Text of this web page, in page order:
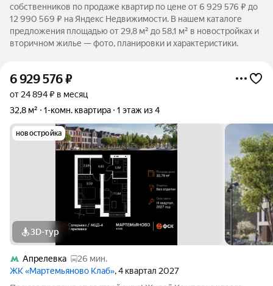
собственников по продаже квартир по цене от 6 929 576 ₽ до
12 990 569 ₽ на Яндекс Недвижимости. В нашем каталоге
предложения площадью от 29,8 м² до 58,1 м² в новостройках и
вторичном жилье — фото, планировки и характеристики.
6 929 576₽
от 24 894 ₽ в месяц
32,8 м²
1-комн. квартира 1 этаж из 4
новостройка
3D-тур
Апрелевка
26 мин.
ЖК «Мартемьяново Клаб», 4 квартал 2027